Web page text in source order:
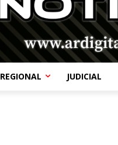
REGIONAL JUDICIAL